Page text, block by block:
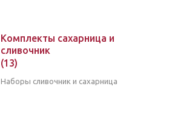
Комплекты сахарница и
сливочник
(13)
Наборы сливочник и сахарница